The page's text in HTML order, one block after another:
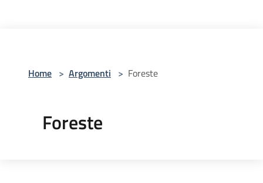
Home > Argomenti > Foreste
Foreste